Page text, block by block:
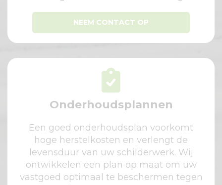
NEEM CONTACT OP
Onderhoudsplannen
Een goed onderhoudsplan voorkomt
hoge herstelkosten en verlengt de
levensduur van uw schilderwerk. Wij
ontwikkelen een plan op maat om uw
vastgoed optimaal te beschermen tegen